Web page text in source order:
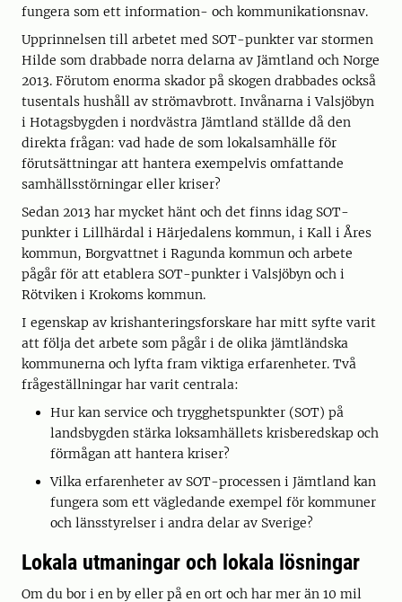
fungera som ett information- och kommunikationsnav.
Upprinnelsen till arbetet med SOT-punkter var stormen
Hilde som drabbade norra delarna av Jämtland och Norge
2013. Förutom enorma skador på skogen drabbades också
tusentals hushåll av strömavbrott. Invånarna i Valsjöbyn
i Hotagsbygden i nordvästra Jämtland ställde då den
direkta frågan: vad hade de som lokalsamhälle för
förutsättningar att hantera exempelvis omfattande
samhällsstörningar eller kriser?
Sedan 2013 har mycket hänt och det finns idag SOT-
punkter i Lillhärdal i Härjedalens kommun, i Kall i Åres
kommun, Borgvattnet i Ragunda kommun och arbete
pågår för att etablera SOT-punkter i Valsjöbyn och i
Rötviken i Krokoms kommun.
I egenskap av krishanteringsforskare har mitt syfte varit
att följa det arbete som pågår i de olika jämtländska
kommunerna och lyfta fram viktiga erfarenheter. Två
frågeställningar har varit centrala:
Hur kan service och trygghetspunkter (SOT) på
landsbygden stärka loksamhällets krisberedskap och
förmågan att hantera kriser?
Vilka erfarenheter av SOT-processen i Jämtland kan
fungera som ett vägledande exempel för kommuner
och länsstyrelser i andra delar av Sverige?
Lokala utmaningar och lokala lösningar
Om du bor i en by eller på en ort och har mer än 10 mil